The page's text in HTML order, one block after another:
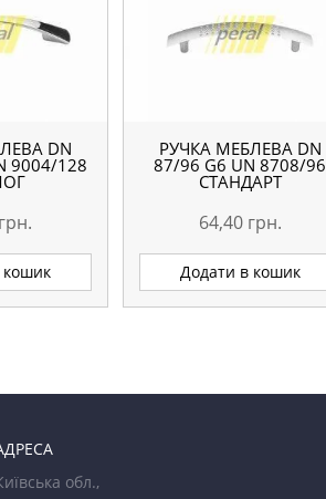
DN
9004/128
грн.
кошик
РУЧКА МЕБЛЕВА DN
87/96 G6 UN 8708/96
СТАНДАРТ
64,40 грн.
Додати в кошик
обл.,